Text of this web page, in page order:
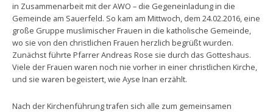
in Zusammenarbeit mit der AWO – die Gegeneinladung in die
Gemeinde am Sauerfeld. So kam am Mittwoch, dem 24.02.2016, eine
große Gruppe muslimischer Frauen in die katholische Gemeinde,
wo sie von den christlichen Frauen herzlich begrüßt wurden.
Zunächst führte Pfarrer Andreas Rose sie durch das Gotteshaus.
Viele der Frauen waren noch nie vorher in einer christlichen Kirche,
und sie waren begeistert, wie Ayse Inan erzählt.
Nach der Kirchenführung trafen sich alle zum gemeinsamen